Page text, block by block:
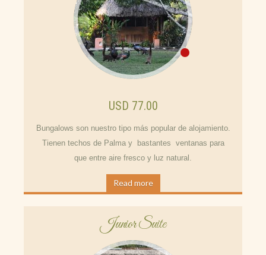
USD 77.00
Bungalows son nuestro tipo más popular de alojamiento.
Tienen techos de Palma y bastantes ventanas para
que entre aire fresco y luz natural.
Read more
Junior Suite